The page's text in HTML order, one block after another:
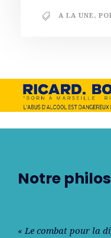
A LA UNE,
Notre
« Le combat pour la